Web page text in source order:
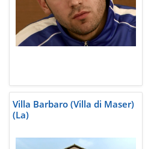
Villa Barbaro (Villa di Maser)
(La)